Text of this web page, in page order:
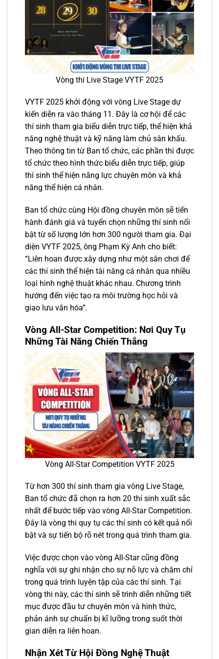
Vòng thi Live Stage VYTF 2025
VYTF 2025 khởi động với vòng Live Stage dự
kiến diễn ra vào tháng 11. Đây là cơ hội để các
thí sinh tham gia biểu diễn trực tiếp, thể hiện khả
năng nghệ thuật và kỹ năng làm chủ sân khấu.
Theo thông tin từ Ban tổ chức, các phần thi được
tổ chức theo hình thức biểu diễn trực tiếp, giúp
thí sinh thể hiện năng lực chuyên môn và khả
năng thể hiện cá nhân.
Ban tổ chức cùng Hội đồng chuyên môn sẽ tiến
hành đánh giá và tuyển chọn những thí sinh nổi
bật từ số lượng lớn hơn 300 người tham gia. Đại
diện VYTF 2025, ông Phạm Kỳ Anh cho biết:
“Liên hoan được xây dựng như một sân chơi để
các thí sinh thể hiện tài năng cá nhân qua nhiều
loại hình nghệ thuật khác nhau. Chương trình
hướng đến việc tạo ra môi trường học hỏi và
giao lưu văn hóa”.
Vòng All-Star Competition: Nơi Quy Tụ
Những Tài Năng Chiến Thắng
Vòng All-Star Competition VYTF 2025
Từ hơn 300 thí sinh tham gia vòng Live Stage,
Ban tổ chức đã chọn ra hơn 20 thí sinh xuất sắc
nhất để bước tiếp vào vòng All-Star Competition.
Đây là vòng thi quy tụ các thí sinh có kết quả nổi
bật và sự tiến bộ rõ nét trong quá trình tham gia.
Việc được chọn vào vòng All-Star cũng đồng
nghĩa với sự ghi nhận cho sự nỗ lực và chăm chỉ
trong quá trình luyện tập của các thí sinh. Tại
vòng thi này, các thí sinh sẽ trình diễn những tiết
mục được đầu tư chuyên môn và hình thức,
phản ánh sự chuẩn bị kĩ lưỡng trong suốt thời
gian diễn ra liên hoan.
Nhận Xét Từ Hội Đồng Nghệ Thuật